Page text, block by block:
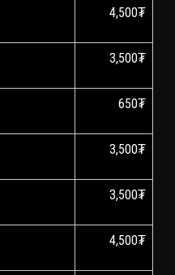
4,500₮
3,500₮
650₮
3,500₮
3,500₮
4,500₮